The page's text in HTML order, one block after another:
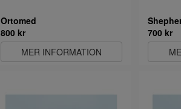
Ortomed
800 kr
MER INFORMATION
700 kr